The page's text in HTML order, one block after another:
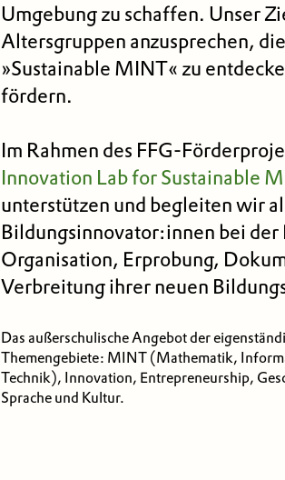
Umgebung zu schaffen. Unser
Altersgruppen anzusprechen,
»Sustainable MINT« zu
fördern.
Im Rahmen des FFG-
Innovation Lab for Sustainable
unterstützen und begleiten wir
Bildungsinnovator:innen bei
Organisation, Erprobung,
Verbreitung ihrer neuen
Das außerschulische Angebot der
Themengebiete: MINT (Mathematik,
Technik), Innovation, Entrepreneur­ship,
Sprache und Kultur.